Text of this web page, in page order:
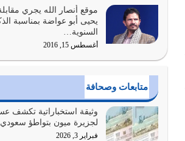
كلما كانوا أكثر ضعفاً
يوليو 30, 2026
القرآن الكريم هو أهم مصدر لمعرفة
سيرته معرفة شخصيته معرفة عظمته
يوليو 28, 2026
موقع أنصار الله يجري
يحيى أبو عواضة بمناسبة
السنوية…
أغسطس 15, 2016
متابعات وصحافة
وثيقة استخباراتية تكشف
لجزيرة ميون بتواطؤ سعودي
فبراير 3, 2026